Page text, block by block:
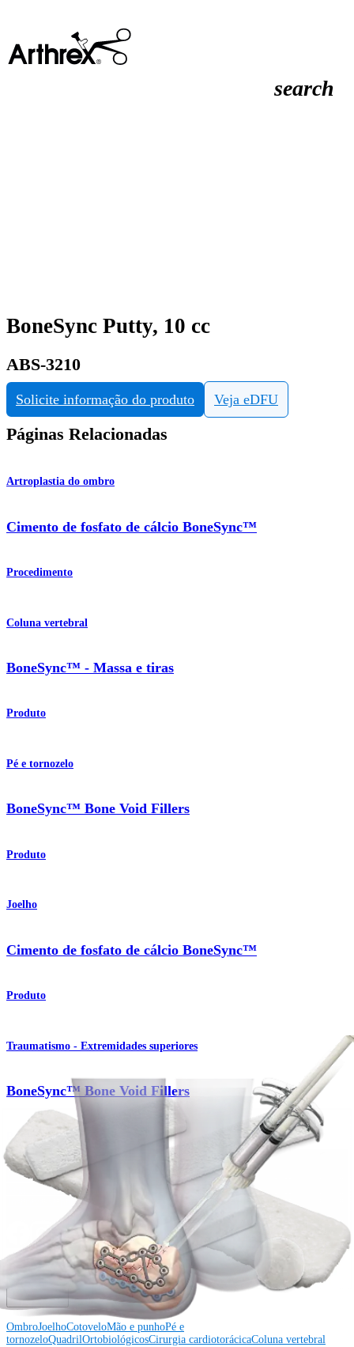
search
BoneSync Putty, 10 cc
ABS-3210
Solicite informação do produto Veja eDFU
Páginas Relacionadas
Artroplastia do ombro
Cimento de fosfato de cálcio BoneSync™
Procedimento
Coluna vertebral
BoneSync™ - Massa e tiras
Produto
Pé e tornozelo
BoneSync™ Bone Void Fillers
Produto
Joelho
Cimento de fosfato de cálcio BoneSync™
Produto
Traumatismo - Extremidades superiores
BoneSync™ Bone Void Fillers
Produto
Como podemos ajudar?
Contacte um representante
Veja eventos, laboratórios e oportunidades educacionais
Inscreva-se para receber: O que há de novo na Arthrex?
Conecte-se conosco
OmbroJoelhoCotoveloMão e punhoPé e
tornozeloQuadrilOrtobiológicosCirurgia cardiotorácicaColuna vertebral